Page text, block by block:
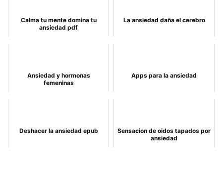
Calma tu mente domina tu
ansiedad pdf
La ansiedad daña el cerebro
Ansiedad y hormonas
femeninas
Apps para la ansiedad
Deshacer la ansiedad epub
Sensacion de oidos tapados por
ansiedad